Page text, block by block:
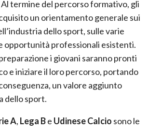
termine del percorso formativo, gli
un orientamento generale sui
dello sport, sulle varie
opportunità professionali esistenti.
i giovani saranno pronti
e iniziare il loro percorso, portando
un valore aggiunto
dello sport.
A, Lega Be Udinese Calcio sono le